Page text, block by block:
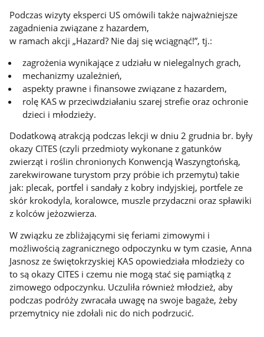
Podczas wizyty eksperci US omówili także najważniejsze
zagadnienia związane z hazardem,
w ramach akcji „Hazard? Nie daj się wciągnąć!”, tj.:
zagrożenia wynikające z udziału w nielegalnych grach,
mechanizmy uzależnień,
aspekty prawne i finansowe związane z hazardem,
rolę KAS w przeciwdziałaniu szarej strefie oraz ochronie
dzieci i młodzieży.
Dodatkową atrakcją podczas lekcji w dniu 2 grudnia br. były
okazy CITES (czyli przedmioty wykonane z gatunków
zwierząt i roślin chronionych Konwencją Waszyngtońską,
zarekwirowane turystom przy próbie ich przemytu) takie
jak: plecak, portfel i sandały z kobry indyjskiej, portfele ze
skór krokodyla, koralowce, muszle przydaczni oraz spławiki
z kolców jeżozwierza.
W związku ze zbliżającymi się feriami zimowymi i
możliwością zagranicznego odpoczynku w tym czasie, Anna
Jasnosz ze świętokrzyskiej KAS opowiedziała młodzieży co
to są okazy CITES i czemu nie mogą stać się pamiątką z
zimowego odpoczynku. Uczuliła również młodzież, aby
podczas podróży zwracała uwagę na swoje bagaże, żeby
przemytnicy nie zdołali nic do nich podrzucić.